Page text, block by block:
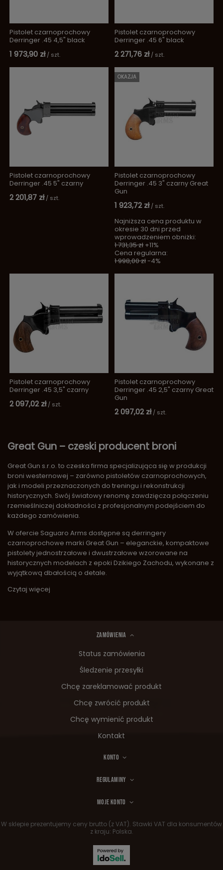
Pistolet czarnoprochowy
Derringer .45 4,5" black
1 973,90 zł / szt.
Pistolet czarnoprochowy
Derringer .45 6" black
2 271,76 zł / szt.
Pistolet czarnoprochowy
Derringer .45 5" czarny
2 201,87 zł / szt.
OKAZJA
Pistolet czarnoprochowy
Derringer .45 3" czarny Great
Gun
1 923,72 zł / szt.
Najniższa cena produktu w
okresie 30 dni przed
wprowadzeniem obniżki:
1 731,35 zł +11%
Cena regularna:
1 998,00 zł-4%
Pistolet czarnoprochowy
Derringer .45 3,5" czarny
2 097,02 zł / szt.
Pistolet czarnoprochowy
Derringer .45 2,5" czarny Great
Gun
2 097,02 zł / szt.
Great Gun – czeski producent broni
Great Gun s.r.o. to czeska firma specjalizująca się w produkcji
broni westernowej – zarówno pistoletów czarnoprochowych,
jak i modeli przeznaczonych do treningu i rekonstrukcji
historycznych. Swój światowy renomę zawdzięcza połączeniu
rzemieślniczej dokładności z profesjonalnym podejściem do
każdego zamówienia.
W ofercie Saguaro Arms dostępne są derringery
czarnoprochowe marki Great Gun – eleganckie, kompaktowe
pistolety jednostrzałowe i dwustrzałowe wzorowane na
historycznych modelach z epoki Dzikiego Zachodu, wykonane z
wyjątkową dbałością o detale.
Czytaj więcej
ZAMÓWIENIA
Status zamówienia
Śledzenie przesyłki
Chcę zareklamować produkt
Chcę zwrócić produkt
Chcę wymienić produkt
Kontakt
KONTO
REGULAMINY
MOJE KONTO
W sklepie prezentujemy ceny brutto (z VAT). Stawki VAT dla konsumentów
z kraju: Polska.